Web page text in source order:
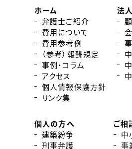
ホーム
弁護士ご紹介
費用について
費用参考例
（参考）報酬規定
事例・コラム
アクセス
個人情報保護方針
リンク集
法
個人の方へ
建築紛争
刑事弁護
ご相
中
事